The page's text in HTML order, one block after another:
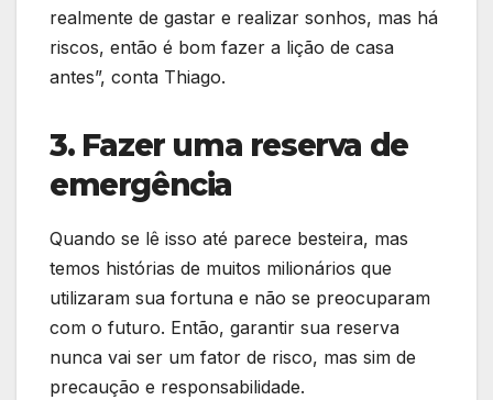
realmente de gastar e realizar sonhos, mas há
riscos, então é bom fazer a lição de casa
antes”, conta Thiago.
3. Fazer uma reserva de
emergência
Quando se lê isso até parece besteira, mas
temos histórias de muitos milionários que
utilizaram sua fortuna e não se preocuparam
com o futuro. Então, garantir sua reserva
nunca vai ser um fator de risco, mas sim de
precaução e responsabilidade.